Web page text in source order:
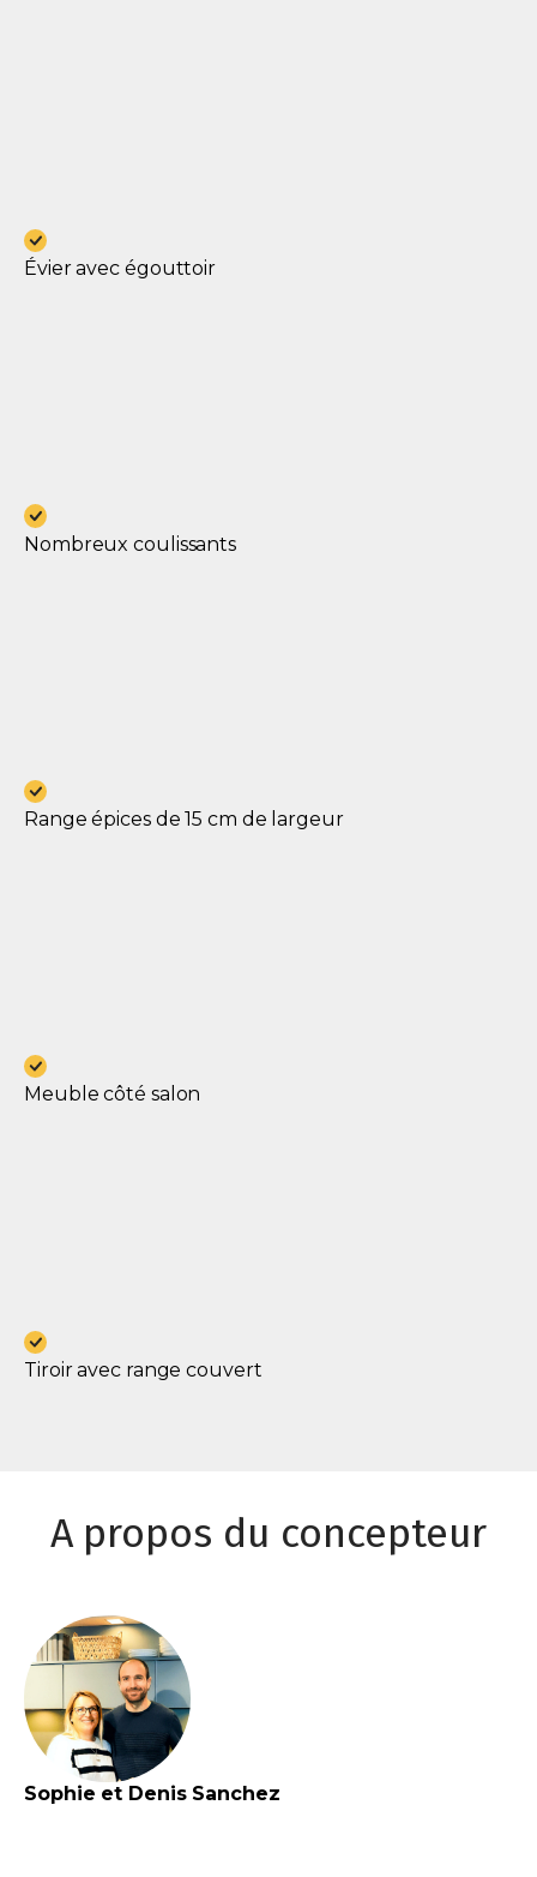
Évier avec égouttoir
Nombreux coulissants
Range épices de 15 cm de largeur
Meuble côté salon
Tiroir avec range couvert
A propos du concepteur
Sophie et Denis Sanchez